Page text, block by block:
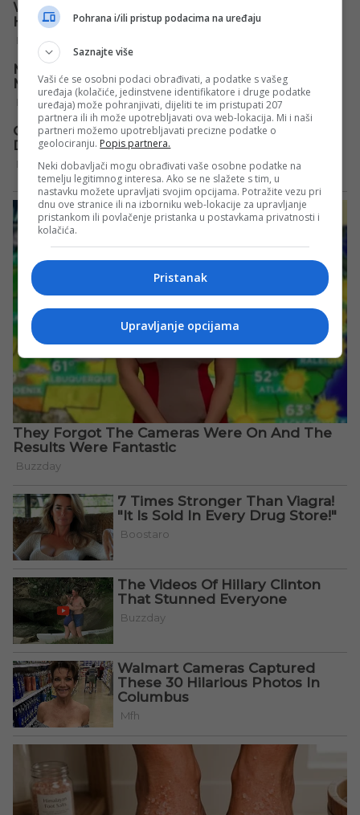
Pohrana i/ili pristup podacima na uređaju
Saznajte više
Vaši će se osobni podaci obrađivati, a podatke s vašeg
uređaja (kolačiće, jedinstvene identifikatore i druge podatke
uređaja) može pohranjivati, dijeliti te im pristupati 207
partnera ili ih može upotrebljavati ova web-lokacija. Mi i naši
partneri možemo upotrebljavati precizne podatke o
geolociranju. Popis partnera.
Neki dobavljači mogu obrađivati vaše osobne podatke na
temelju legitimnog interesa. Ako se ne slažete s tim, u
nastavku možete upravljati svojim opcijama. Potražite vezu pri
dnu ove stranice ili na izborniku web-lokacije za upravljanje
pristankom ili povlačenje pristanka u postavkama privatnosti i
kolačića.
Pristanak
Upravljanje opcijama